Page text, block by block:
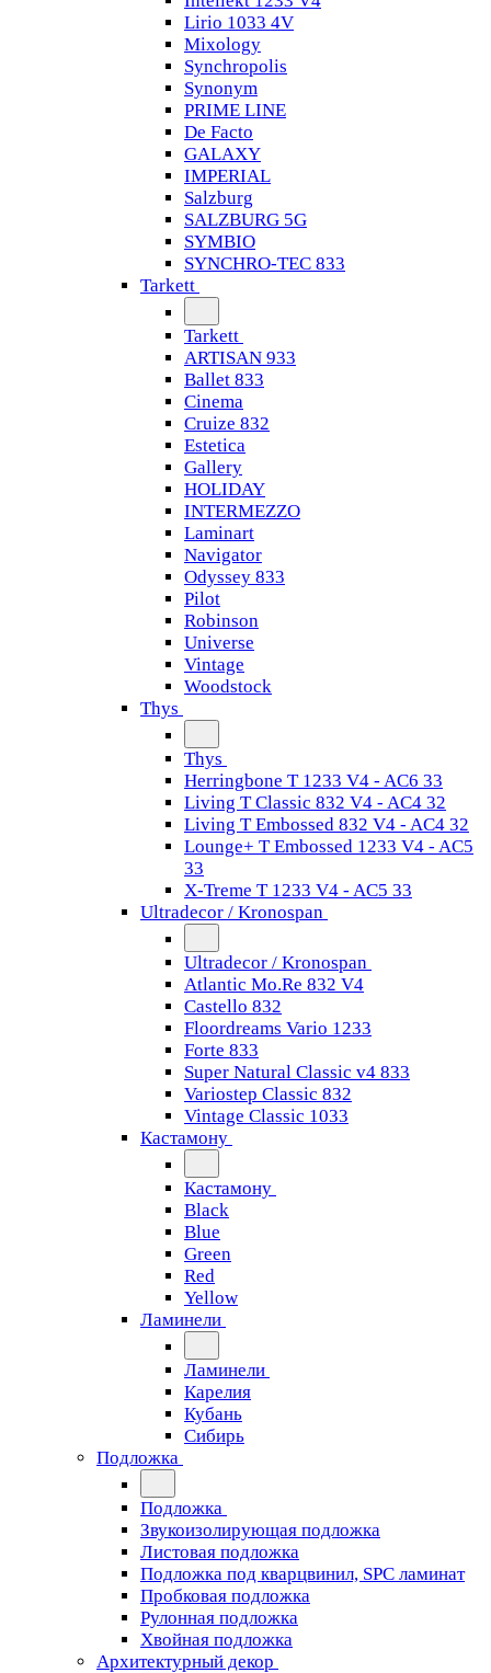
Lirio 1033 4V
Mixology
Synchropolis
Synonym
PRIME LINE
De Facto
GALAXY
IMPERIAL
Salzburg
SALZBURG 5G
SYMBIO
SYNCHRO-TEC 833
Tarkett
Tarkett
ARTISAN 933
Ballet 833
Cinema
Cruize 832
Estetica
Gallery
HOLIDAY
INTERMEZZO
Laminart
Navigator
Odyssey 833
Pilot
Robinson
Universe
Vintage
Woodstock
Thys
Thys
Herringbone T 1233 V4 - AC6 33
Living T Classic 832 V4 - AC4 32
Living T Embossed 832 V4 - AC4 32
Lounge+ T Embossed 1233 V4 - AC5
33
X-Treme T 1233 V4 - AC5 33
Ultradecor / Kronospan
Ultradecor / Kronospan
Atlantic Mo.Re 832 V4
Castello 832
Floordreams Vario 1233
Forte 833
Super Natural Classic v4 833
Variostep Classic 832
Vintage Classic 1033
Кастамону
Кастамону
Black
Blue
Green
Red
Yellow
Ламинели
Ламинели
Карелия
Кубань
Сибирь
Подложка
Подложка
Звукоизолирующая подложка
Листовая подложка
Подложка под кварцвинил, SPC ламинат
Пробковая подложка
Рулонная подложка
Хвойная подложка
Архитектурный декор